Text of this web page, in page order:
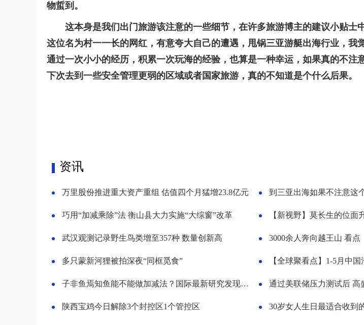
物蜇到。
这本身是我们出门旅游该注意的一些细节，在许多旅游博主的建议小贴士
这位名为村一一长的网红，有意夸大自己的遭遇，甩锅三亚游艇出海行业，我
通过一次小小的经历，积累一次玩海的经验，也算是一种幸运，如果真的不注
下次去到一些安全管理更弱的区域或者国家旅游，真的不知道是个什么后果。
资讯
万里股份推进重大资产重组 估值四个月猛增23.8亿元
巧用“加减乘除”法 衡山县大力实施“大综窗”改革
武汉观测记录野生鸟类增至357种 数量创新高
多只蒙新河狸被拍深夜“同框觅食”
子非鱼焉知鱼能不能做加减法？国际最新研究发现算术好的两种鱼
陕西宝鸡今日解除3个封控区1个管控区
到三亚出海如果不注意这
【新视野】莫长生的位面升级之路(
3000余人奔向越王山 看点
【全球聚看点】1-5月中国汽
通过美联储压力测试后 高盛
30岁女人生日最适合收到